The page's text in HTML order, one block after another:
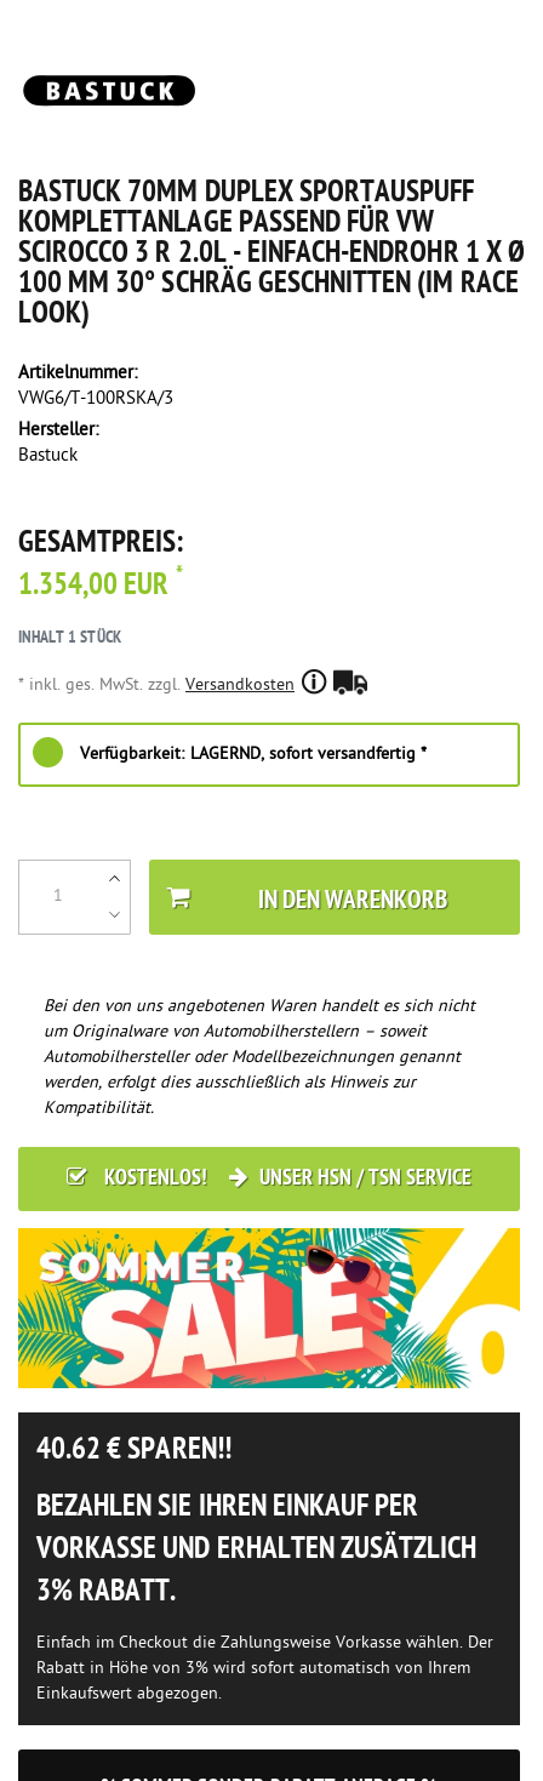
BASTUCK 70MM DUPLEX SPORTAUSPUFF
KOMPLETTANLAGE PASSEND FÜR VW
SCIROCCO 3 R 2.0L - EINFACH-ENDROHR 1 X Ø
100 MM 30° SCHRÄG GESCHNITTEN (IM RACE
LOOK)
Artikelnummer:
VWG6/T-100RSKA/3
Hersteller:
Bastuck
GESAMTPREIS:
1.354,00 EUR *
INHALT 1STÜCK
* inkl. ges. MwSt. zzgl. Versandkosten
Verfügbarkeit: LAGERND, sofort versandfertig *
IN DEN WARENKORB
Bei den von uns angebotenen Waren handelt es sich nicht
um Originalware von Automobilherstellern – soweit
Automobilhersteller oder Modellbezeichnungen genannt
werden, erfolgt dies ausschließlich als Hinweis zur
Kompatibilität.
KOSTENLOS! UNSER HSN / TSN SERVICE
40.62€ SPAREN!!
BEZAHLEN SIE IHREN EINKAUF PER
VORKASSE UND ERHALTEN ZUSÄTZLICH
3% RABATT.
Einfach im Checkout die Zahlungsweise Vorkasse wählen. Der
Rabatt in Höhe von 3% wird sofort automatisch von Ihrem
Einkaufswert abgezogen.